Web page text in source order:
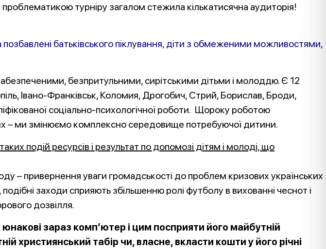
проблематикою турніру загалом стежила кількатисячна аудиторія!
батьківського піклування, діти з обмеженими можливостями,
безпритульними, сирітськими дітьми і молоддю. Є 12
Івано-Франківськ, Коломия, Дрогобич, Стрий, Борислав, Броди,
соціально-психологічної роботи. Щороку роботою
– ми змінюємо комплексно середовище потребуючої дитини.
подій ресурсів і результат по допомозі дітям і молоді, що
– привернення уваги громадськості до проблем кризових українських
заходи сприяють збільшенню ролі футболу в вихованні чеснот і
дозвілля.
зараз комп’ютер і цим посприяти його майбутній
християнський табір чи, власне, вкласти кошти у його річні